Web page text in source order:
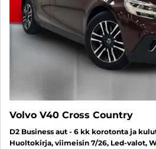
Volvo V40 Cross Country
D2 Business aut - 6 kk korotonta ja
Huoltokirja, viimeisin 7/26, Led-valot,